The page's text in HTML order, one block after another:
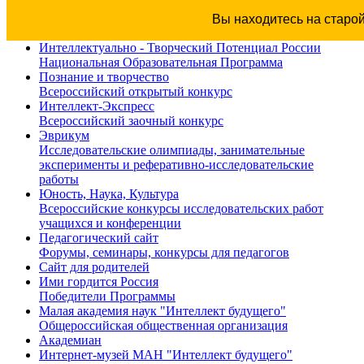
Вы находитесь на
Интеллектуально - Творческий Потенциал России
Национальная Образовательная Программа
Познание и творчество
Всероссийский открытый конкурс
Интеллект-Экспресс
Всероссийский заочный конкурс
Эврикум
Исследовательские олимпиады, занимательные
эксперименты и реферативно-исследовательские
работы
Юность, Наука, Культура
Всероссийские конкурсы исследовательских работ
учащихся и конференции
Педагогический сайт
Форумы, семинары, конкурсы для педагогов
Сайт для родителей
Ими гордится Россия
Победители Программы
Малая академия наук "Интеллект будущего"
Общероссийская общественная организация
Академиан
Интернет-музей МАН "Интеллект будущего"